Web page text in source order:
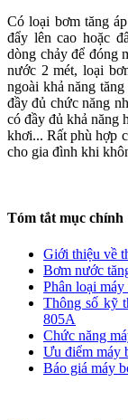
Có loại bơm tăng
đẩy lên cao hoặc
dòng chảy để đóng
nước 2 mét, loại
ngoài khả năng
đầy đủ chức năng
có đầy đủ khả năng
khơi... Rất phù hợp
cho gia đình khi
Tóm tắt mục chính
Giới thiệu về
Bơm nước
Phân loại
Thông số kỹ
805A
Chức năng
Ưu điểm máy
Báo giá máy